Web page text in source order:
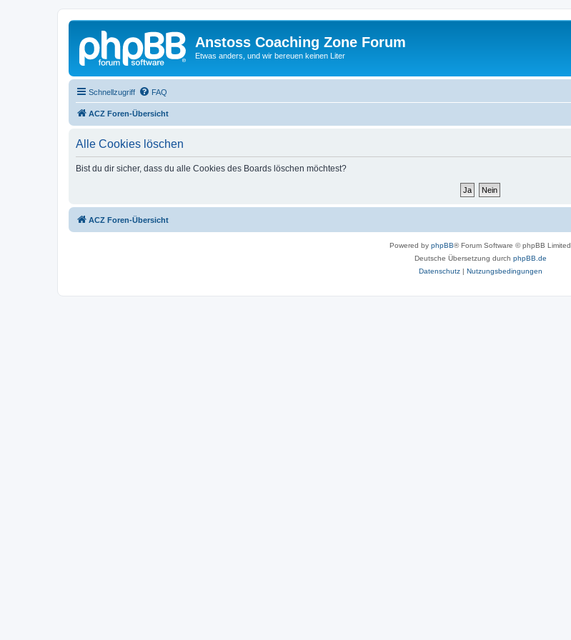
Anstoss Coaching Zone Forum
Etwas anders, und wir bereuen keinen Liter
Schnellzugriff FAQ
ACZ Foren-Übersicht
Alle Cookies löschen
Bist du dir sicher, dass du alle Cookies des Boards löschen möchtest?
ACZ Foren-Übersicht
Powered by phpBB® Forum Software © phpBB Limited
Deutsche Übersetzung durch phpBB.de
Datenschutz| Nutzungsbedingungen